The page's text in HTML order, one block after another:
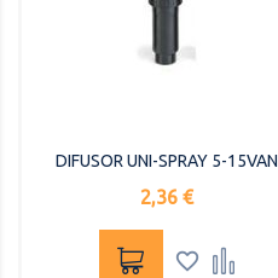
DIFUSOR UNI-SPRAY 5-15VAN
Precio
2,36 €
 